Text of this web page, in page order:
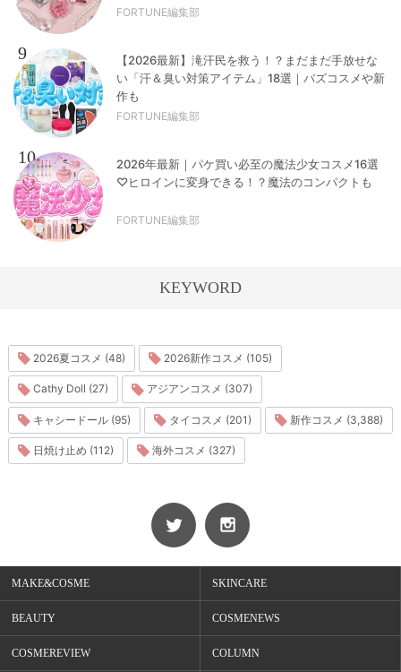
FORTUNE編集部
9
【2026最新】滝汗民を救う！？まだまだ手放せな
い「汗＆臭い対策アイテム」18選｜バズコスメや新
作も
FORTUNE編集部
10
2026年最新｜パケ買い必至の魔法少女コスメ16選
♡ヒロインに変身できる！？魔法のコンパクトも
FORTUNE編集部
KEYWORD
2026夏コスメ (48) 2026新作コスメ (105)
Cathy Doll (27) アジアンコスメ (307)
キャシードール (95) タイコスメ (201) 新作コスメ (3,388)
日焼け止め (112) 海外コスメ (327)
MAKE&COSME SKINCARE
BEAUTY COSMENEWS
COSMEREVIEW COLUMN